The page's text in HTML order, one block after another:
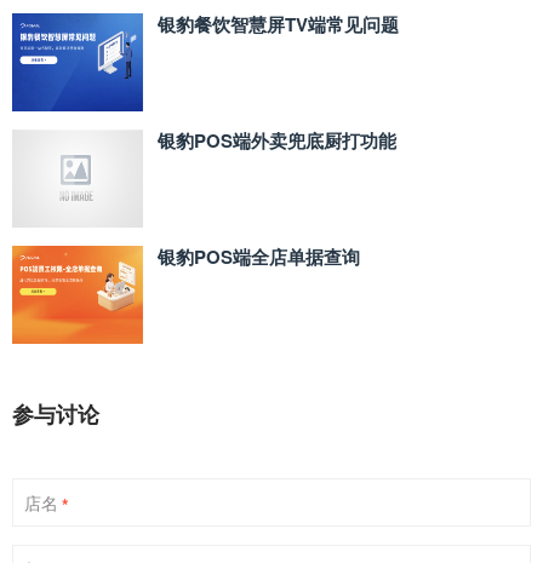
银豹餐饮智慧屏TV端常见问题
银豹POS端外卖兜底厨打功能
银豹POS端全店单据查询
参与讨论
店名 *